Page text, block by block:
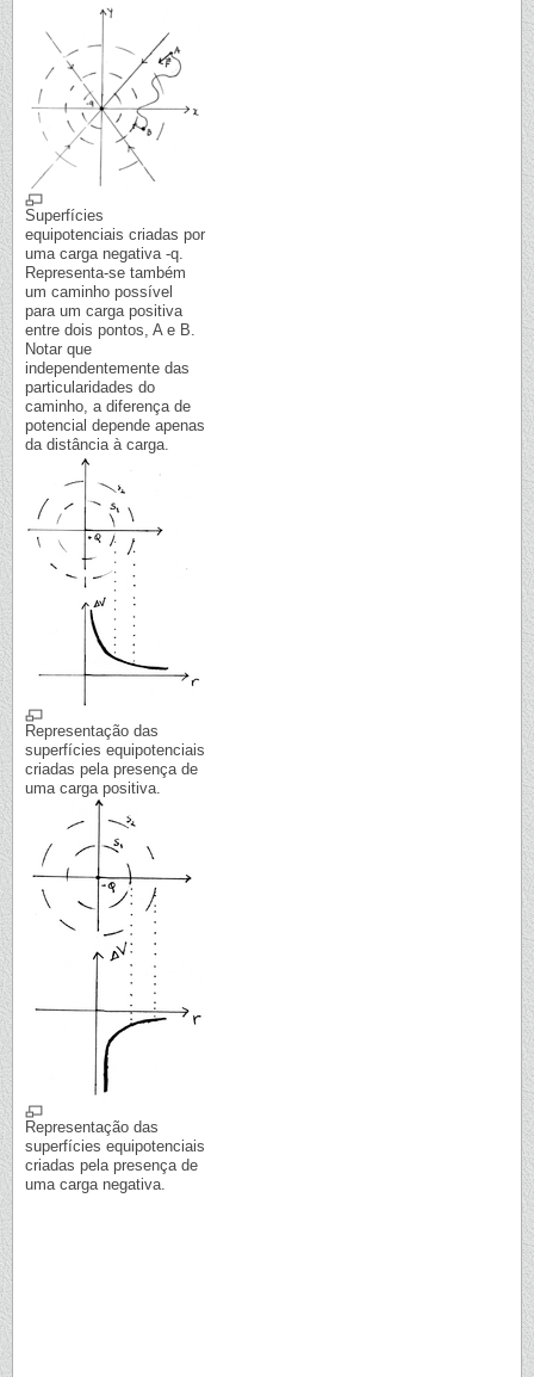
Superfícies
equipotenciais criadas por
uma carga negativa -q.
Representa-se também
um caminho possível
para um carga positiva
entre dois pontos, A e B.
Notar que
independentemente das
particularidades do
caminho, a diferença de
potencial depende apenas
da distância à carga.
Representação das
superfícies equipotenciais
criadas pela presença de
uma carga positiva.
Representação das
superfícies equipotenciais
criadas pela presença de
uma carga negativa.